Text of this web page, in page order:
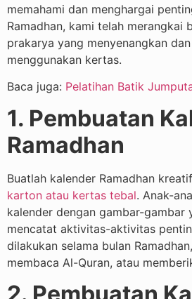
memahami dan menghargai
Ramadhan, kami telah merangkai
prakarya yang menyenangkan
menggunakan kertas.
Baca juga: Pelatihan Batik
1. Pembuatan
Ramadhan
Buatlah kalender Ramadhan
karton atau kertas tebal. Anak-
kalender dengan gambar-gambar
mencatat aktivitas-aktivitas
dilakukan selama bulan
membaca Al-Quran, atau